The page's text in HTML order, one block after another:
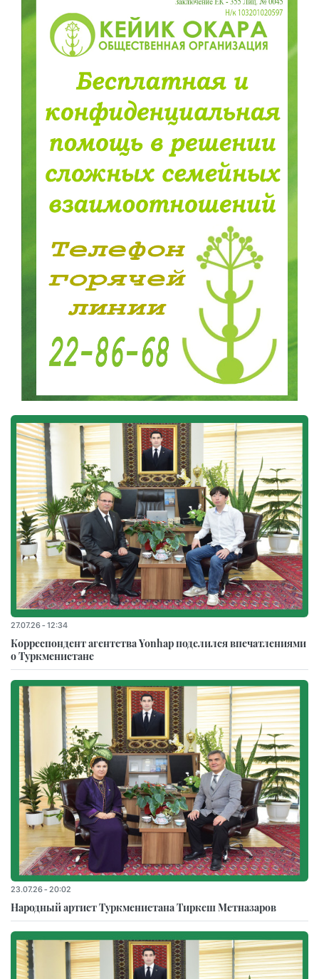
27.07.26 - 12:34
Корреспондент агентства Yonhap поделился впечатлениями
о Туркменистане
23.07.26 - 20:02
Народный артист Туркменистана Тиркеш Мeтназаров